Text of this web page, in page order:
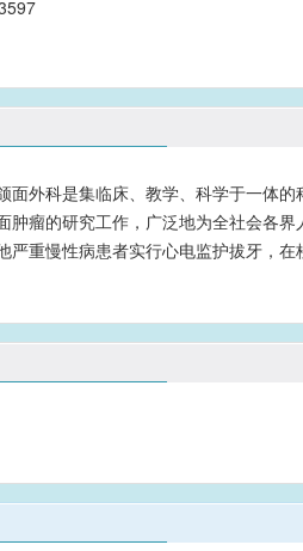
面外科是集临床、教学、科学于一体
肿瘤的研究工作，广泛地为全社会
严重慢性病患者实行心电监护拔牙，